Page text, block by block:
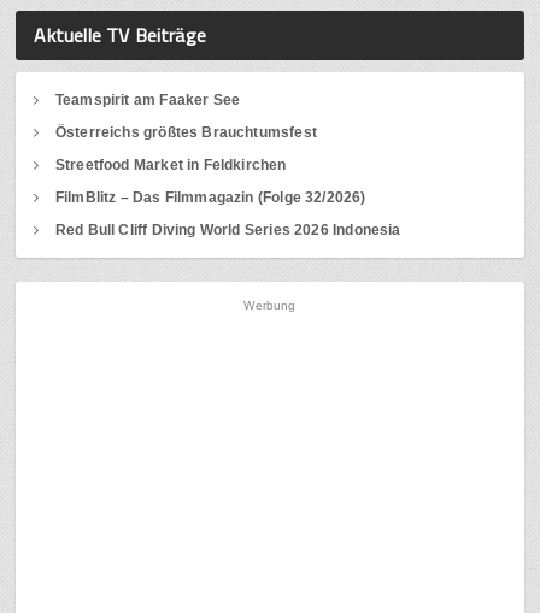
Aktuelle TV Beiträge
Teamspirit am Faaker See
Österreichs größtes Brauchtumsfest
Streetfood Market in Feldkirchen
FilmBlitz – Das Filmmagazin (Folge 32/2026)
Red Bull Cliff Diving World Series 2026 Indonesia
Werbung